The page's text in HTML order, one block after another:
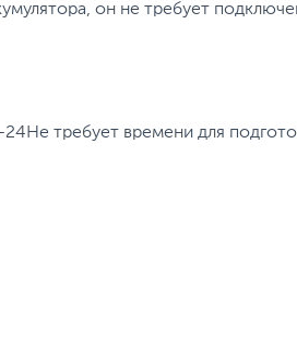
он не требует
требует времени для